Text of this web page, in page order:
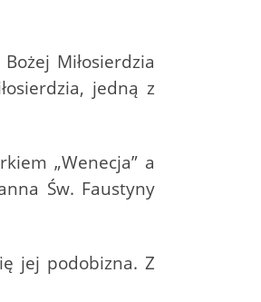
Miłosierdzia
jedną z
„Wenecja” a
Św. Faustyny
jej podobizna. Z